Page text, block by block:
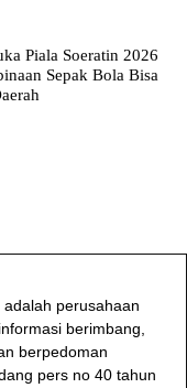
Piala Soeratin 2026
Sepak Bola Bisa
perusahaan
berimbang,
berpedoman
pers no 40 tahun